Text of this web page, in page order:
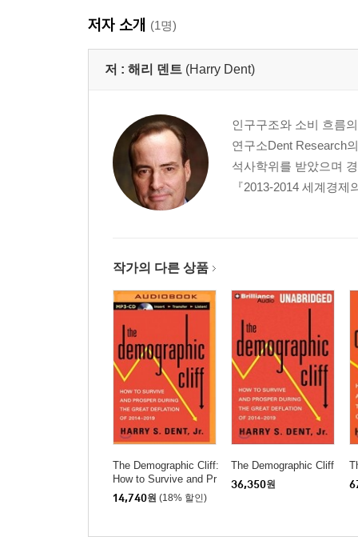
저자 소개 (1명)
저 : 해리 덴트 (Harry Dent)
인구구조와 소비 흐름
연구소Dent Research
석사학위를 받았으며
『2013-2014 세계경
작가의 다른 상품
The Demographic Cliff:
How to Survive and Pr
osper During the Great
Deflation of 2014-2019
14,740원 (18% 할인)
The Demographic Cliff
36,350원